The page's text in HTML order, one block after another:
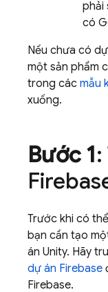
phải
có
Nếu chưa có
một sản phẩm
trong các mẫu
xuống.
Bước 1
Trước khi có
bạn cần tạo
án Unity. Hãy
dự án Firebase
Firebase.